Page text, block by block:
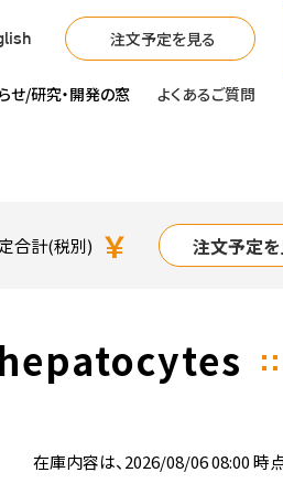
注文予定を見る
せ/研究・開発の窓 よくあるご質問
合計(税別) ￥ 注文予定
在庫内容は、2026/08/06 08:00 時点